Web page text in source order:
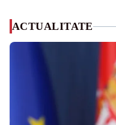
ACTUALITATE